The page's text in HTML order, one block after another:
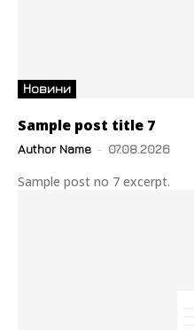
Новини
Sample post title 7
Author Name - 07.08.2026
Sample post no 7 excerpt.